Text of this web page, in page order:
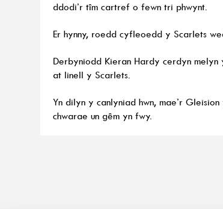
ddodi’r tîm cartref o fewn tri phwynt.
Er hynny, roedd cyfleoedd y Scarlets
Derbyniodd Kieran Hardy cerdyn melyn
at linell y Scarlets.
Yn dilyn y canlyniad hwn, mae’r
chwarae un gêm yn fwy.